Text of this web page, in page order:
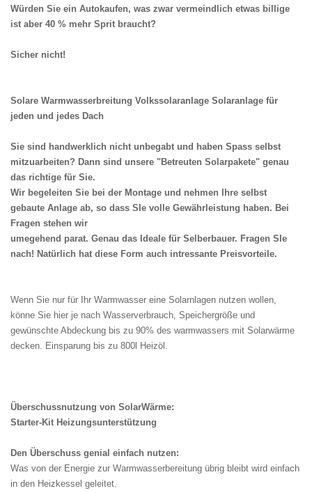
Würden Sie ein Autokaufen, was zwar vermeindlich etwas billige
ist aber 40 % mehr Sprit braucht?
Sicher nicht!
Solare Warmwasserbreitung Volkssolaranlage Solaranlage für
jeden und jedes Dach
Sie sind handwerklich nicht unbegabt und haben Spass selbst
mitzuarbeiten? Dann sind unsere "Betreuten Solarpakete" genau
das richtige für Sie.
Wir begeleiten Sie bei der Montage und nehmen Ihre selbst
gebaute Anlage ab, so dass SIe volle Gewährleistung haben. Bei
Fragen stehen wir
umegehend parat. Genau das Ideale für Selberbauer. Fragen SIe
nach! Natürlich hat diese Form auch intressante Preisvorteile.
Wenn Sie nur für Ihr Warmwasser eine Solarnlagen nutzen wollen,
könne Sie hier je nach Wasserverbrauch, Speichergröße und
gewünschte Abdeckung bis zu 90% des warmwassers mit Solarwärme
decken. Einsparung bis zu 800l Heizöl.
Überschussnutzung von SolarWärme:
Starter-Kit Heizungsunterstützung
Den Überschuss genial einfach nutzen:
Was von der Energie zur Warmwasserbereitung übrig bleibt wird einfach
in den Heizkessel geleitet.